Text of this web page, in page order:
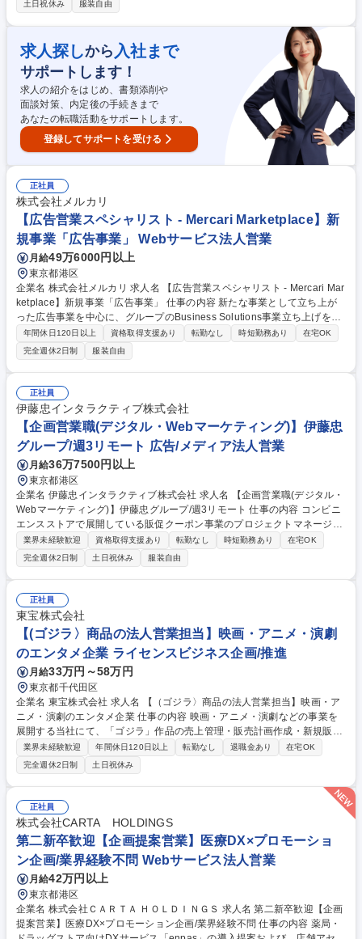
ネイル・アイ・ヘアサロン等、美容領域の新規クライアント（主にサロン
マネージャーの方）への営業活動 ■自社媒体への広告掲載提案・企画立案
■掲載に向けたクリエイティブ制作のディレクション・進行管理 ■美容商
材メーカー等へのSNS広告活用提案 募集職種 ★美容好きな方・二卒歓迎|
リモート可【新規営業】登録者3万人超の予約アプリ
土日祝休み
服装自由
求人探しから 入社まで
サポートします！
求人の紹介をはじめ、書類添削や
面談対策、内定後の手続きまで
あなたの転職活動をサポートします。
登録してサポートを受ける
正社員
株式会社メルカリ
【広告営業スペシャリスト - Mercari Marketplace】新
規事業「広告事業」 Webサービス法人営業
月給49万6000円以上
東京都港区
企業名 株式会社メルカリ 求人名 【広告営業スペシャリスト - Mercari Mar
ketplace】新規事業「広告事業」 仕事の内容 新たな事業として立ち上が
った広告事業を中心に、グループのBusiness Solutions事業立ち上げを推
進いただくポジションです。 ■新規広告代理店の獲得、およびリレーショ
ン構築 ■既存広告代理店への増額提案、およびリレーション構築 ■目標達
成のための営業数値管理 ■顧客ニーズを可視化し、優先度を付けて、プロ
ダクトチームやエンジニアチームにフィードバックし、PMFを目指す ■メ
ルカリグループの他事業者営業チーム（メルカリShops、メルペイ、メル
カリハロ）との協業を通じたグループシナジーの創出 募集職種 【広告営
業スペシャリスト - Mercari Marketplace】新規事業「広告事業」
年間休日120日以上 資格取得支援あり 転勤なし 時短勤務あり
在宅OK
完全週休2日制
服装自由
正社員
伊藤忠インタラクティブ株式会社
【企画営業職(デジタル・Webマーケティング)】伊藤忠
グループ/週3リモート 広告/メディア法人営業
月給36万7500円以上
東京都港区
企業名 伊藤忠インタラクティブ株式会社 求人名 【企画営業職(デジタル・
Webマーケティング)】伊藤忠グループ/週3リモート 仕事の内容 コンビニ
エンスストアで展開している販促クーポン事業のプロジェクトマネージャ
ー／事業推進担当として、メーカーやその代理店を中心としたクライアン
トに対し、クーポン施策の企画・提案から発券数拡大、 利用促進、効果検
証までを一気通貫でリードしていただきます。 クライアントのビジネス課
題を深く理解し、「どのブランド／商品に、どのようなクーポン施策を打
つべきか」「オンライン／オフラインをどう組み合わせると売上インパク
トが最大化できるか」を構想しながら、事業としてクーポンプラットフォ
ームをグロースさせることがミッションです。 募集職種 【企画営業職(デ
ジタル・Webマーケティング)】伊藤忠グループ/週3リモート
業界未経験歓迎 資格取得支援あり 転勤なし 時短勤務あり
在宅OK
完全週休2日制
土日祝休み 服装自由
正社員
東宝株式会社
【(ゴジラ〉商品の法人営業担当】映画・アニメ・演劇
のエンタメ企業 ライセンスビジネス企画/推進
月給33万円～58万円
東京都千代田区
企業名 東宝株式会社 求人名 【（ゴジラ〉商品の法人営業担当】映画・ア
ニメ・演劇のエンタメ企業 仕事の内容 映画・アニメ・演劇などの事業を
展開する当社にて、「ゴジラ」作品の売上管理・販売計画作成・新規販路
開拓・取引先との折衝・売り場の世界観の構築・販促提案などの営業活動
を行って頂きます。 具体的には、コンビニ、ドラッグストア、総合量販
店、家電量販店、ホビー専門店など、各メンバーがそれぞれ得意な領域を
中心に営業活動を進めており、着実に市場シェアを拡大しています。 ゴジ
ラ作品の参考URL：https://godzilla-minuszero.toho-movie.jp/ ※上記、必
ずご確認ください。 募集職種 【（ゴジラ〉商品の法人営業担当】映画・
アニメ・演劇のエンタメ企業
業界未経験歓迎 年間休日120日以上 転勤なし 退職金あり
在宅OK
完全週休2日制
土日祝休み
正社員
株式会社CARTA HOLDINGS
第二新卒歓迎【企画提案営業】医療DX×プロモーショ
ン企画/業界経験不問 Webサービス法人営業
月給42万円以上
東京都港区
企業名 株式会社ＣＡＲＴＡ ＨＯＬＤＩＮＧＳ 求人名 第二新卒歓迎【企画
提案営業】医療DX×プロモーション企画/業界経験不問 仕事の内容 薬局・